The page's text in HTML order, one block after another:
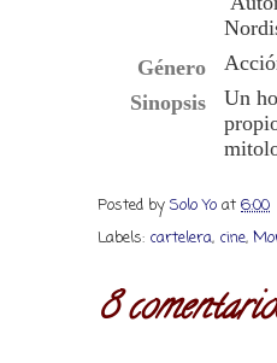
Género
Sinopsis
Un
Posted by Solo Yo at 6:00
Labels: cartelera, cine,
8